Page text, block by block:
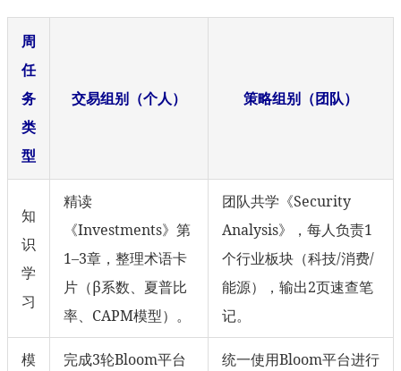
周
任
务
类
型
交易组别（个人） 策略组别（团队）
知
识
学
习
精读
《Investments》第
1–3章，整理术语卡
片（β系数、夏普比
率、CAPM模型）。
团队共学《Security
Analysis》，每人负责1
个行业板块（科技/消费/
能源），输出2页速查笔
记。
模
完成3轮Bloom平台
统一使用Bloom平台进行